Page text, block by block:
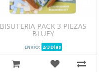
BISUTERIA PACK 3 PIEZAS
BLUEY
ENVÍO: 2/3 Dias